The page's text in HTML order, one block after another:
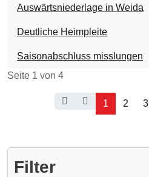
Auswärtsniederlage in Weida
Deutliche Heimpleite
Saisonabschluss misslungen
Seite 1 von 4
1 2 3
Filter